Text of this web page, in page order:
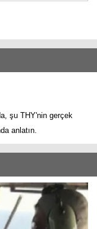
şu THY'nin gerçek
anlatın.